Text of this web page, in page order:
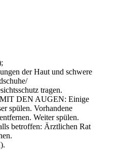
der Haut und schwere
tragen.
DEN AUGEN: Einige
spülen. Vorhandene
Weiter spülen.
betroffen: Ärztlichen Rat